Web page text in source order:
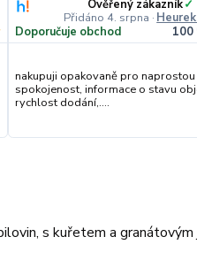
Ověřený zákazník✓
Přidáno 4. srpna ·
Doporučuje obchod 100
nakupuji opakovaně pro naprostou
spokojenost, informace o stavu
rychlost dodání,....
s kuřetem a